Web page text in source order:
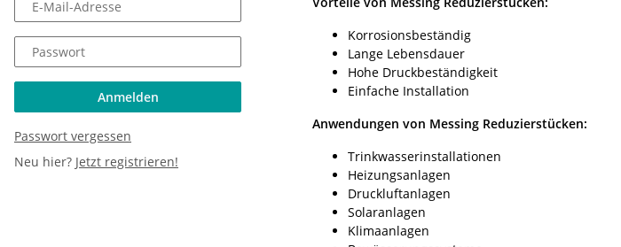
Korrosionsbeständig
Lange Lebensdauer
Hohe Druckbeständigkeit
Einfache Installation
Anwendungen von Messing Reduzierstücken:
Trinkwasserinstallationen
Heizungsanlagen
Druckluftanlagen
Solaranlagen
Klimaanlagen
E-Mail-Adresse
Passwort
Anmelden
Passwort vergessen
Neu hier? Jetzt registrieren!